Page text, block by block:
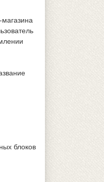
блоков